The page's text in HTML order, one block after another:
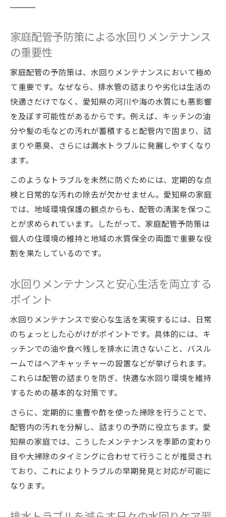
家庭配管予防策による水回りメンテナンス
の重要性
家庭配管の予防策は、水回りメンテナンスにおいて極め
て重要です。なぜなら、排水管の詰まりや劣化は生活の
快適さだけでなく、愛知県の河川や海の水質にも悪影響
を及ぼす可能性があるからです。例えば、キッチンの油
分や髪の毛などの汚れが蓄積すると配管内で固まり、詰
まりや悪臭、さらには漏水トラブルに発展しやすくなり
ます。
このようなトラブルを未然に防ぐためには、定期的な点
検と日常的な汚れの除去が欠かせません。愛知県の家庭
では、地域環境保護の観点からも、配管の清潔を保つこ
とが求められています。したがって、家庭配管予防策は
個人の住環境の維持と地域の水質保全の両面で重要な役
割を果たしているのです。
水回りメンテナンスと安心生活を両立する
ポイント
水回りメンテナンスで安心な生活を実現するには、日常
のちょっとした心がけがポイントです。具体的には、キ
ッチンでの油や食べ残しを排水に流さないこと、バスル
ームではヘアキャッチャーの設置などが挙げられます。
これらは配管の詰まりを防ぎ、快適な水回り環境を維持
するための基本的な対策です。
さらに、定期的に重曹や酢を使った掃除を行うことで、
配管内の汚れを分解し、詰まりの予防に役立ちます。愛
知県の家庭では、こうしたメンテナンスを季節の変わり
目や大掃除のタイミングに合わせて行うことが推奨され
ており、これによりトラブルの早期発見と対応が可能に
なります。